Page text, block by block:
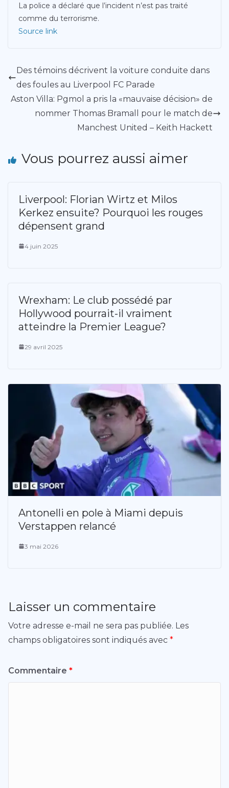
La police a déclaré que l’incident n’est pas traité
comme du terrorisme.
Source link
Des témoins décrivent la voiture conduite dans
des foules au Liverpool FC Parade
Aston Villa: Pgmol a pris la «mauvaise décision» de
nommer Thomas Bramall pour le match de
Manchest United – Keith Hackett
Vous pourrez aussi aimer
Liverpool: Florian Wirtz et Milos
Kerkez ensuite? Pourquoi les rouges
dépensent grand
4 juin 2025
Wrexham: Le club possédé par
Hollywood pourrait-il vraiment
atteindre la Premier League?
29 avril 2025
Antonelli en pole à Miami depuis
Verstappen relancé
3 mai 2026
Laisser un commentaire
Votre adresse e-mail ne sera pas publiée. Les
champs obligatoires sont indiqués avec *
Commentaire *